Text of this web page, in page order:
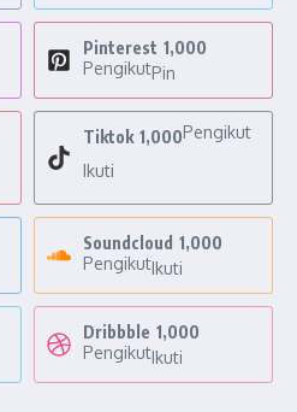
Pinterest 1,000
PengikutPin
Tiktok 1,000Pengikut
Ikuti
Soundcloud 1,000
PengikutIkuti
Dribbble 1,000
PengikutIkuti